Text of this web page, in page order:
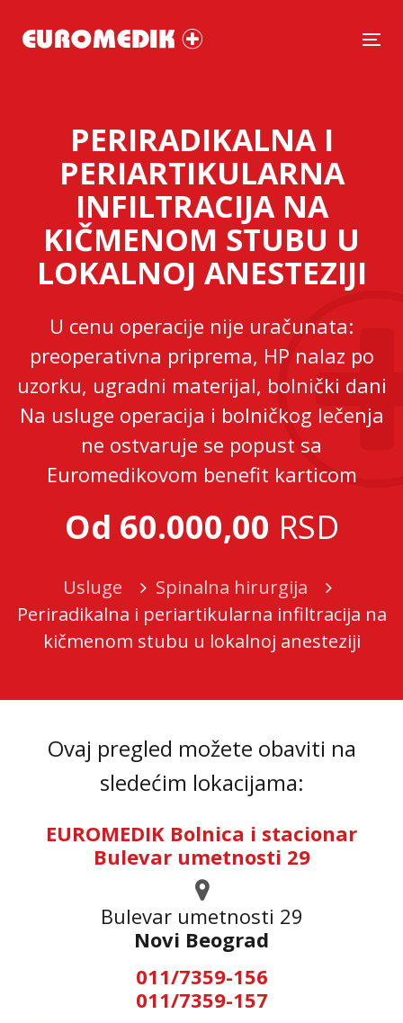
PERIRADIKALNA I
PERIARTIKULARNA
INFILTRACIJA NA
KIČMENOM STUBU U
LOKALNOJ ANESTEZIJI
U cenu operacije nije uračunata:
preoperativna priprema, HP nalaz po
uzorku, ugradni materijal, bolnički dani
Na usluge operacija i bolničkog lečenja
ne ostvaruje se popust sa
Euromedikovom benefit karticom
Od 60.000,00 RSD
Usluge
Spinalna hirurgija
Periradikalna i periartikularna infiltracija na
kičmenom stubu u lokalnoj anesteziji
Ovaj pregled možete obaviti na
sledećim lokacijama:
EUROMEDIK Bolnica i stacionar
Bulevar umetnosti 29
Bulevar umetnosti 29
Novi Beograd
011/7359-156
011/7359-157